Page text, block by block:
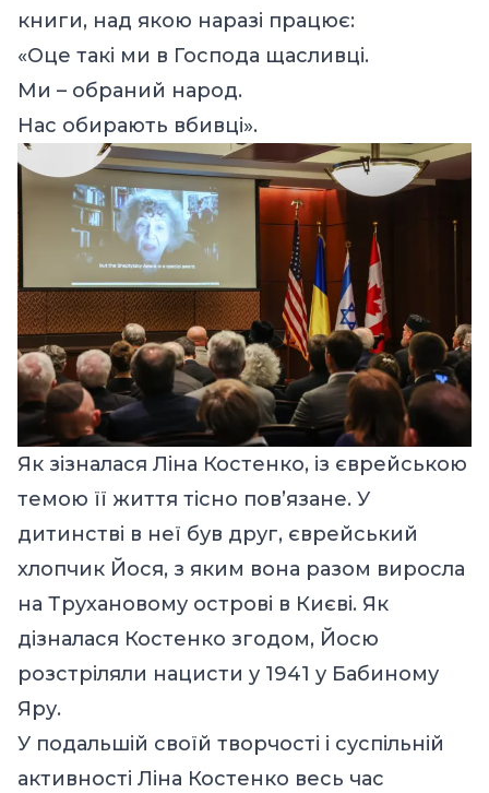
книги, над якою наразі працює:
«Оце такі ми в Господа щасливці.
Ми – обраний народ.
Нас обирають вбивці».
Як зізналася Ліна Костенко, із єврейською
темою її життя тісно пов’язане. У
дитинстві в неї був друг, єврейський
хлопчик Йося, з яким вона разом виросла
на Трухановому острові в Києві. Як
дізналася Костенко згодом, Йосю
розстріляли нацисти у 1941 у Бабиному
Яру.
У подальшій своїй творчості і суспільній
активності Ліна Костенко весь час